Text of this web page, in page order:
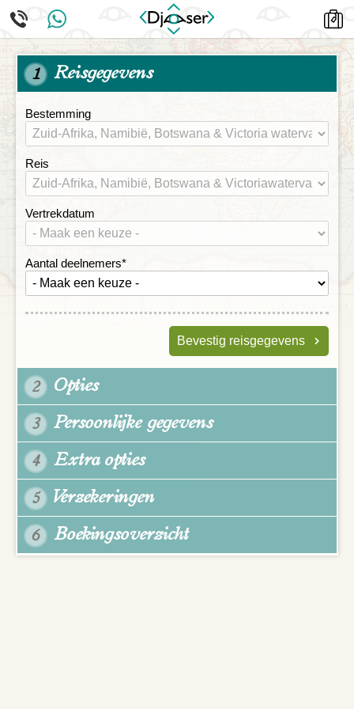
1 Reisgegevens
Bestemming
Reis
Vertrekdatum
Aantal deelnemers*
Bevestig reisgegevens
2 Opties
3 Persoonlijke gegevens
4 Extra opties
5 Verzekeringen
6 Boekingsoverzicht